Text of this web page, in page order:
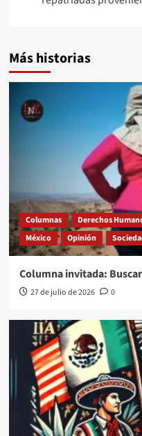
Más historias
Columnas Derechos
México
Opinión
Columna invitada:
27 de julio de 2026 0